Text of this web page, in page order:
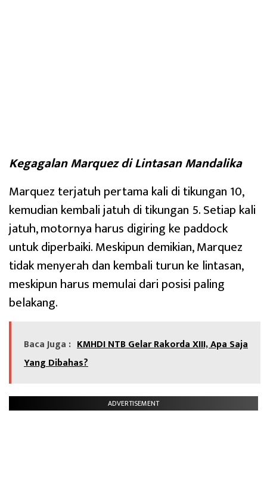
Kegagalan Marquez di Lintasan Mandalika
Marquez terjatuh pertama kali di tikungan 10,
kemudian kembali jatuh di tikungan 5. Setiap kali
jatuh, motornya harus digiring ke paddock
untuk diperbaiki. Meskipun demikian, Marquez
tidak menyerah dan kembali turun ke lintasan,
meskipun harus memulai dari posisi paling
belakang.
Baca Juga : KMHDI NTB Gelar Rakorda XIII, Apa Saja
Yang Dibahas?
ADVERTISEMENT